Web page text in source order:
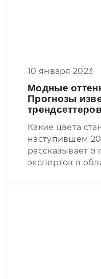
10 января 2023
Модные
Прогнозы
Какие цвета
наступившем
рассказывает о
экспертов в